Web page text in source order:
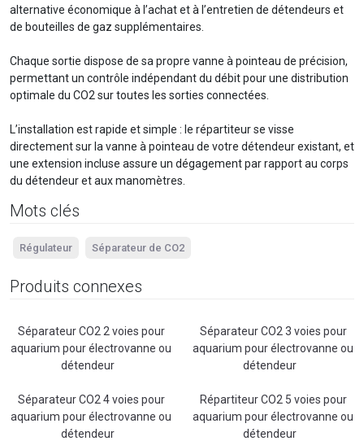
alternative économique à l’achat et à l’entretien de détendeurs et
de bouteilles de gaz supplémentaires.
Chaque sortie dispose de sa propre vanne à pointeau de précision,
permettant un contrôle indépendant du débit pour une distribution
optimale du CO2 sur toutes les sorties connectées.
L’installation est rapide et simple : le répartiteur se visse
directement sur la vanne à pointeau de votre détendeur existant, et
une extension incluse assure un dégagement par rapport au corps
du détendeur et aux manomètres.
Mots clés
Régulateur Séparateur de CO2
Produits connexes
Séparateur CO2 2 voies pour
aquarium pour électrovanne ou
détendeur
Séparateur CO2 3 voies pour
aquarium pour électrovanne ou
détendeur
Séparateur CO2 4 voies pour
aquarium pour électrovanne ou
détendeur
Répartiteur CO2 5 voies pour
aquarium pour électrovanne ou
détendeur